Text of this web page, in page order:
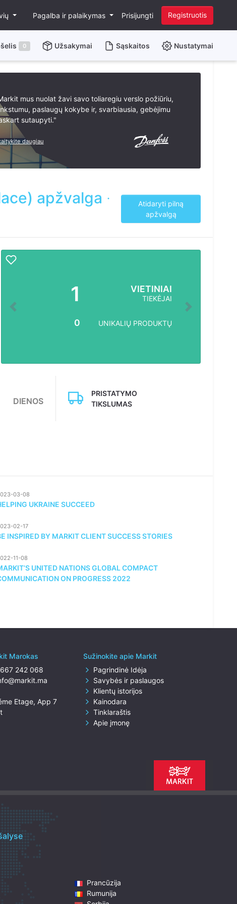
Pagalba ir palaikymas Prisijungti Registruotis
0 Užsakymai Sąskaitos Nustatymai
mus nuolat žavi savo toliaregiu verslo požiūriu,
paslaugų kokybe ir, svarbiausia, gebėjimu
sutaupyti."
daugiau
apžvalga ·
Atidaryti pilną
apžvalgą
1 VIETINIAI
TIEKĖJAI
0 UNIKALIŲ PRODUKTŲ
Atgal Kitas
DIENOS
PRISTATYMO
TIKSLUMAS
03-08
UKRAINE SUCCEED
02-17
INSPIRED BY MARKIT CLIENT SUCCESS STORIES
11-08
UNITED NATIONS GLOBAL COMPACT
ON PROGRESS 2022
Marokas
242 068
Etage, App 7
Sužinokite apie Markit
Pagrindinė Idėja
Savybės ir paslaugos
Klientų istorijos
Kainodara
Tinklaraštis
Apie įmonę
Prancūzija
Rumunija